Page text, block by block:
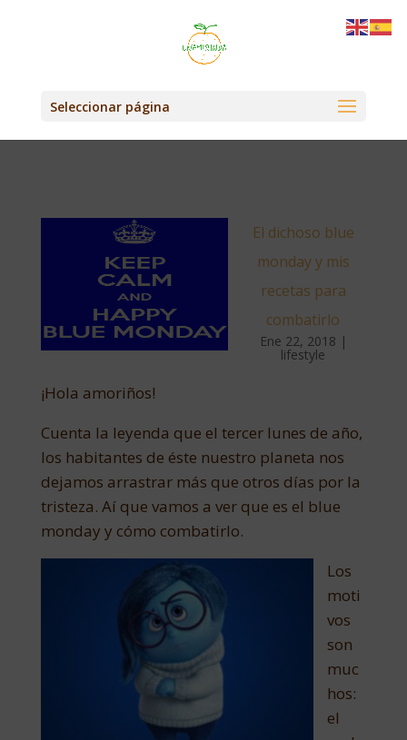
Seleccionar página
El dichoso blue
monday y mis
recetas para
combatirlo
Ene 22, 2018 |
lifestyle
¡Hola amoriños!
Cuenta la leyenda que el tercer lunes de año,
los habitantes de éste nuestro planeta nos
dejamos arrastrar más que otros días por la
tristeza. Aí que vamos a ver que es el blue
monday y cómo combatirlo.
Los
moti
vos
son
muc
hos:
el